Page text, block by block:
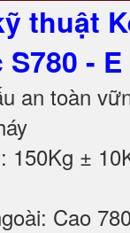
thuật
-
an toàn
150Kg ±
Cao